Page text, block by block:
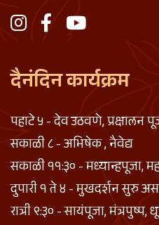
दैनंदिन कार्यक्रम
पहाटे ५ - देव उठवणे, प्रक्षालन
सकाळी ८ - अभिषेक , नैवेद्य
सकाळी ११:३० - मध्यान्हपूजा,
दुपारी १ ते ४ - मुखदर्शन सुरु
रात्री ९:३० - सायंपूजा,